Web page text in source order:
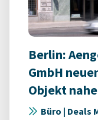
Berlin:
GmbH
Objekt
Büro | Deals